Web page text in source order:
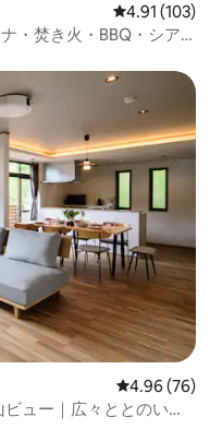
レビュー103
4.91 (103)
・焚き火・BBQ・シア
レビュー76
4.96 (76)
ュー｜広々ととのいス